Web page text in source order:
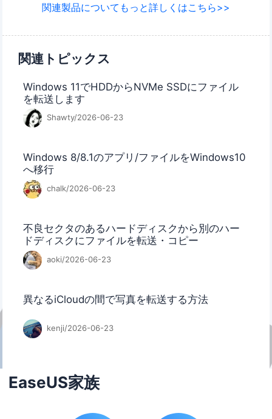
関連製品についてもっと詳しくはこちら>>
関連トピックス
Windows 11でHDDからNVMe SSDにファイル
を転送します
Shawty/2026-06-23
Windows 8/8.1のアプリ/ファイルをWindows10
へ移行
chalk/2026-06-23
不良セクタのあるハードディスクから別のハー
ドディスクにファイルを転送・コピー
aoki/2026-06-23
異なるiCloudの間で写真を転送する方法
kenji/2026-06-23
EaseUS家族